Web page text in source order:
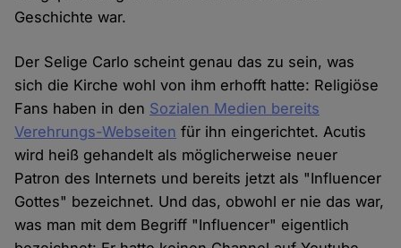
Geschichte war.
Der Selige Carlo scheint genau das zu sein, was
sich die Kirche wohl von ihm erhofft hatte: Religiöse
Fans haben in den Sozialen Medien bereits
Verehrungs-Webseiten für ihn eingerichtet. Acutis
wird heiß gehandelt als möglicherweise neuer
Patron des Internets und bereits jetzt als "Influencer
Gottes" bezeichnet. Und das, obwohl er nie das war,
was man mit dem Begriff "Influencer" eigentlich